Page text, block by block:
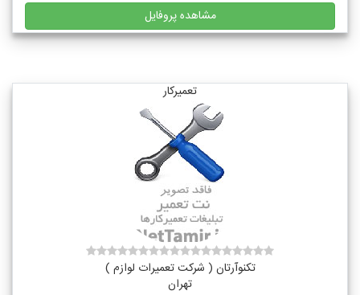
مشاهده پروفایل
تعمیرکار
تکنوآرتان ( شرکت تعمیرات لوازم )
تهران